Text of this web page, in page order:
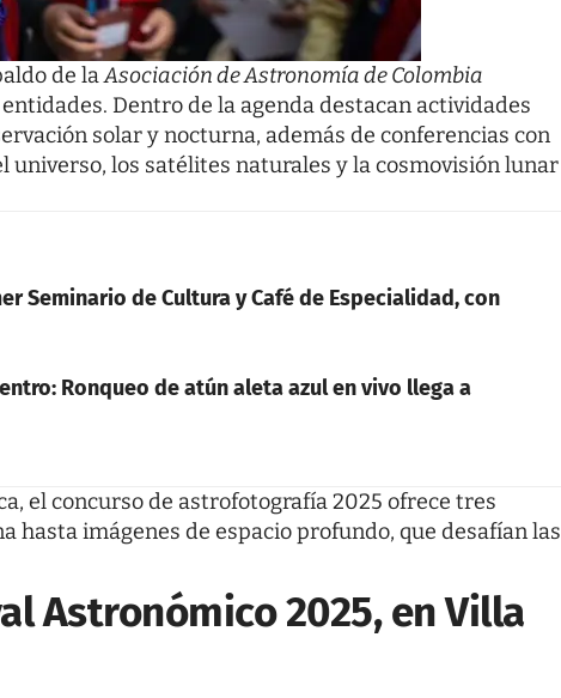
de laAsociación de Astronomía de Colombia
Dentro de la agenda destacan actividades
solar y nocturna, además de conferencias con
los satélites naturales y la cosmovisión lunar
Seminario de Cultura y Café de Especialidad, con
Ronqueo de atún aleta azul en vivo llega a
el concurso de astrofotografía 2025 ofrece tres
hasta imágenes de espacio profundo, que desafían las
Astronómico 2025, en Villa